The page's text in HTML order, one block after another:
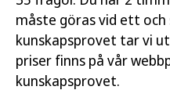
måste göras vid ett
kunskapsprovet tar vi
priser finns på vår
kunskapsprovet.